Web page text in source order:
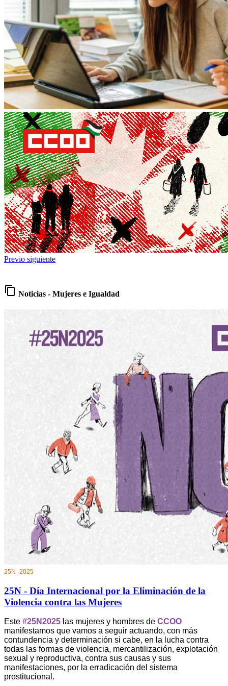
Previo siguiente
content_copy Noticias - Mujeres e Igualdad
25N_2025
25N - Día Internacional por la Eliminación de la
Violencia contra las Mujeres
Este #25N2025 las mujeres y hombres de CCOO
manifestamos que vamos a seguir actuando, con más
contundencia y determinación si cabe, en la lucha contra
todas las formas de violencia, mercantilización, explotación
sexual y reproductiva, contra sus causas y sus
manifestaciones, por la erradicación del sistema
prostitucional.